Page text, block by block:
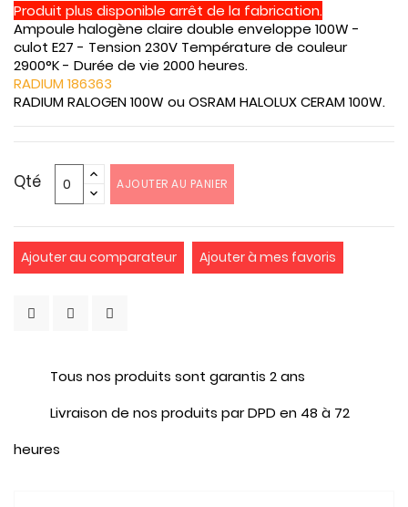
Produit plus disponible arrêt de la fabrication.
Ampoule halogène claire double enveloppe 100W -
culot E27 - Tension 230V Température de couleur
2900°K - Durée de vie 2000 heures.
RADIUM 186363
RADIUM RALOGEN 100W ou OSRAM HALOLUX CERAM 100W.
Qté AJOUTER AU PANIER
Ajouter au comparateur Ajouter à mes favoris
Tous nos produits sont garantis 2 ans
Livraison de nos produits par DPD en 48 à 72
heures